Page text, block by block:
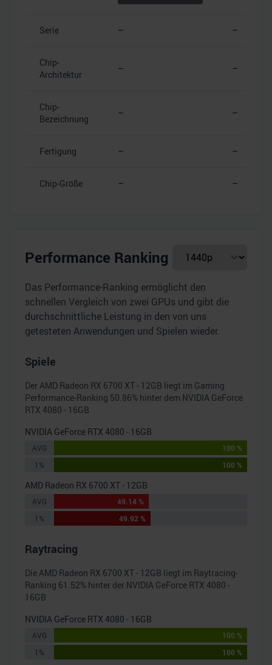
Serie – –
Chip-
Architektur
– –
Chip-
Bezeichnung
– –
Fertigung – –
Chip-Größe – –
Performance Ranking
Das Performance-Ranking ermöglicht den
schnellen Vergleich von zwei GPUs und gibt die
durchschnittliche Leistung in den von uns
getesteten Anwendungen und Spielen wieder.
Spiele
DerAMD Radeon RX 6700 XT - 12GB liegt im Gaming
Performance-Ranking 50.86% hinter dem NVIDIA GeForce
RTX 4080 - 16GB
NVIDIA GeForce RTX 4080 - 16GB
AVG
100 %
1%
100 %
AMD Radeon RX 6700 XT - 12GB
AVG
49.14 %
1%
49.92 %
Raytracing
DieAMD Radeon RX 6700 XT - 12GB liegt im Raytracing-
Ranking 61.52% hinter der NVIDIA GeForce RTX 4080 -
16GB
NVIDIA GeForce RTX 4080 - 16GB
AVG
100 %
1%
100 %